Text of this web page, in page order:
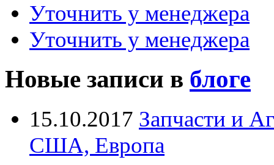
Уточнить у менеджера
Уточнить у менеджера
Новые записи в блоге
15.10.2017 Запчасти и
США, Европа